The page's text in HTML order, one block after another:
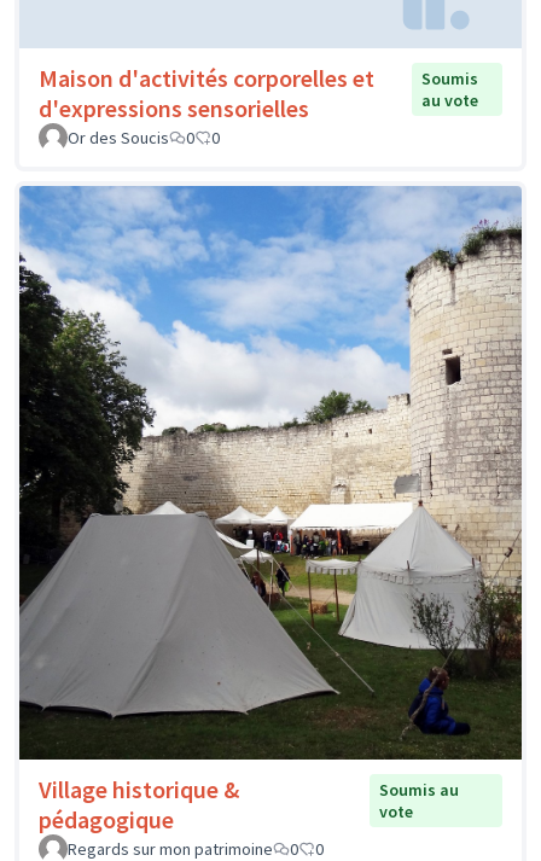
Maison d'activités corporelles et
d'expressions sensorielles
Soumis
au vote
Or des Soucis
0 0
Village historique &
pédagogique
Soumis au
vote
Regards sur mon patrimoine
0 0